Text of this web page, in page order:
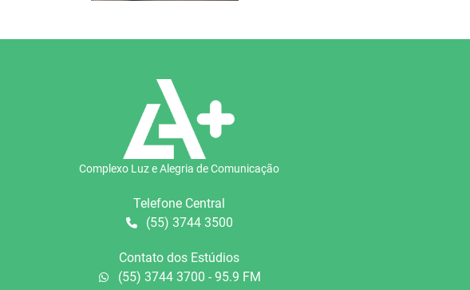
Complexo Luz e Alegria de Comunicação
Telefone Central
(55) 3744 3500
Contato dos Estúdios
(55) 3744 3700 - 95.9 FM